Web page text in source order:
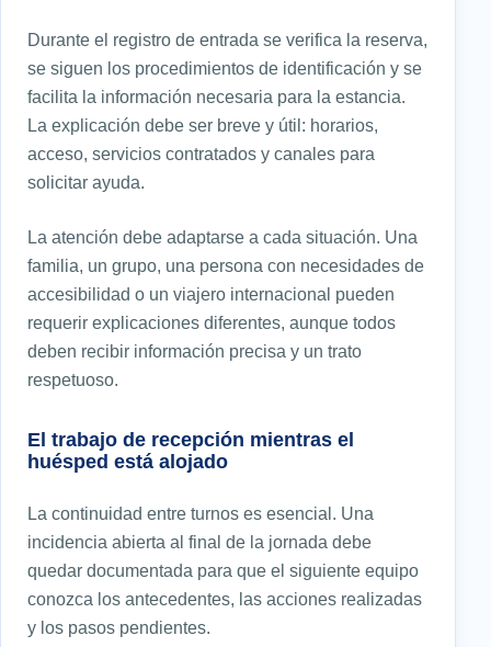
Durante el registro de entrada se verifica la reserva,
se siguen los procedimientos de identificación y se
facilita la información necesaria para la estancia.
La explicación debe ser breve y útil: horarios,
acceso, servicios contratados y canales para
solicitar ayuda.
La atención debe adaptarse a cada situación. Una
familia, un grupo, una persona con necesidades de
accesibilidad o un viajero internacional pueden
requerir explicaciones diferentes, aunque todos
deben recibir información precisa y un trato
respetuoso.
El trabajo de recepción mientras el
huésped está alojado
La continuidad entre turnos es esencial. Una
incidencia abierta al final de la jornada debe
quedar documentada para que el siguiente equipo
conozca los antecedentes, las acciones realizadas
y los pasos pendientes.